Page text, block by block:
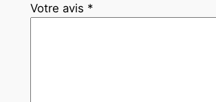
Votre avis *